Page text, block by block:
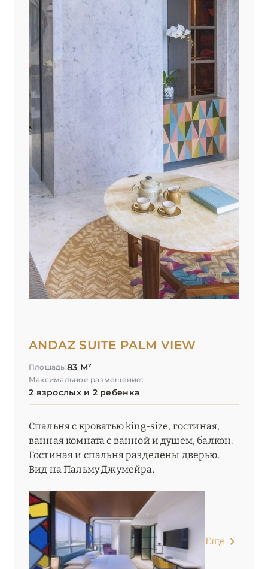
УММ-АЛЬ-КУВЕЙН
ШАРДЖА
ЭЛЬ-ФУДЖАЙРА
ANDAZ SUITE PALM VIEW
Площадь:83 М²
Максимальное размещение:
2 взрослых и 2 ребенка
Спальня с кроватью king-size, гостиная,
ванная комната с ванной и душем, балкон.
Гостиная и спальня разделены дверью.
Вид на Пальму Джумейра.
Еще